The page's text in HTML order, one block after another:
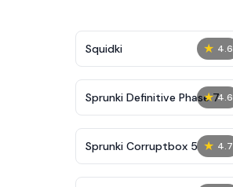
★ 4.6
Squidki
★ 4.6
Sprunki Definitive Phase 7
★ 4.7
Sprunki Corruptbox 5